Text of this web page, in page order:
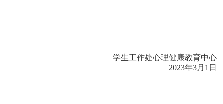
学生工作处心理健康教育中心
2023年3月1日